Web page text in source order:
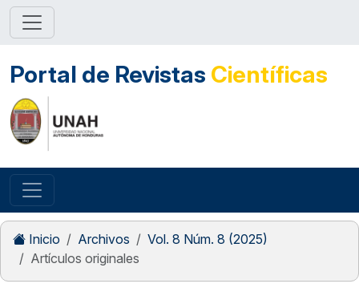
Portal de Revistas Científicas
Inicio Archivos
Vol. 8 Núm. 8 (2025)
Artículos originales